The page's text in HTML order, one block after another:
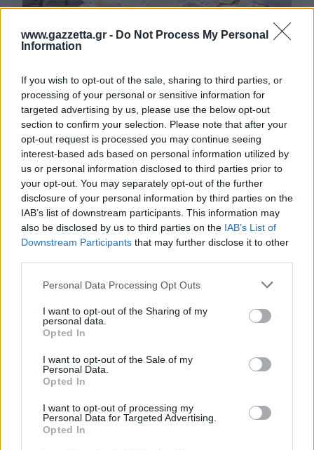
www.gazzetta.gr - Do Not Process My Personal
Information
If you wish to opt-out of the sale, sharing to third parties, or
processing of your personal or sensitive information for
targeted advertising by us, please use the below opt-out
section to confirm your selection. Please note that after your
opt-out request is processed you may continue seeing
interest-based ads based on personal information utilized by
us or personal information disclosed to third parties prior to
your opt-out. You may separately opt-out of the further
disclosure of your personal information by third parties on the
IAB’s list of downstream participants. This information may
also be disclosed by us to third parties on the IAB’s List of
Downstream Participants that may further disclose it to other
Please note that this website/app uses one or more Google
not limited to your visit or usage behaviour. You may click to
grant or deny consent to Google and its third-party tags to
use your data for below specified purposes in below Google
consent section.
Personal Data Processing Opt Outs
I want to opt-out of the Sharing of my
personal data.
Opted In
I want to opt-out of the Sale of my
Personal Data.
Opted In
I want to opt-out of processing my
Personal Data for Targeted Advertising.
Opted In
6 γραφικά χωριά των Κυκλάδων που αξίζει να
ανακαλύψετε
7 έξυπνα tips για να φτιάξετε γρήγορα τη βαλίτσα
των διακοπών
Η εξωτική παραλία της Πάργας που θα λατρέψετε
φράση που έγινε τραγούδι, κανείς δεν ξέρει από
πού προήλθε